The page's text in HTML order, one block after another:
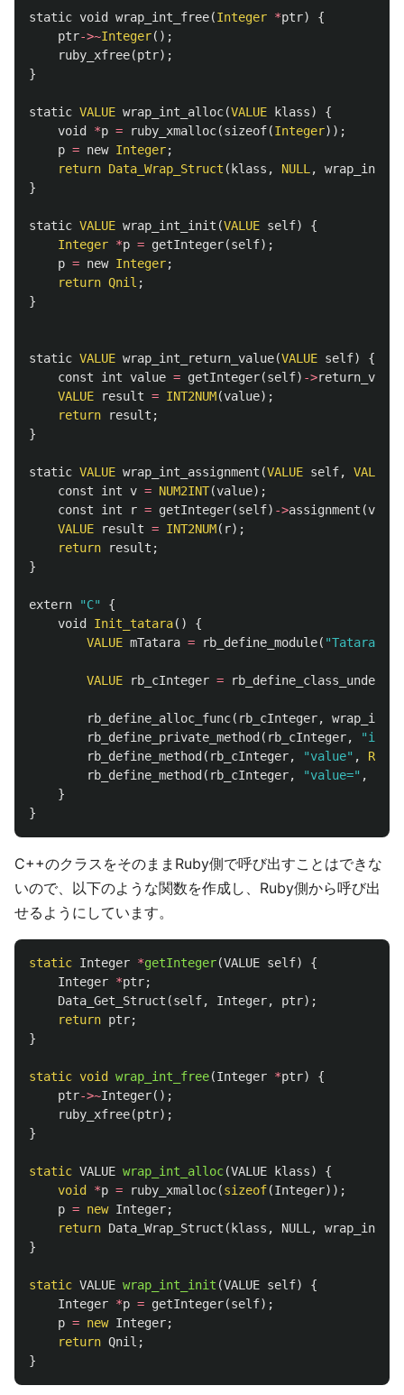
static void wrap_int_free(Integer *ptr)
{
ptr->~Integer();
ruby_xfree(ptr);
}
static VALUE wrap_int_alloc(VALUE klass)
{
void
*p = ruby_xmalloc(sizeof(Integer));
p = new Integer;
return Data_Wrap_Struct ( klass , NULL ,
}
static VALUE wrap_int_init (VALUE self)
{
Integer *p = getInteger(self);
p = new Integer;
return Qnil ;
}
static VALUE wrap_int_return_value(VALUE self)
{
const
int value = getInteger(self) ->return_value
VALUE
result = INT2NUM(value);
return
result ;
}
static VALUE wrap_int_assignment (VALUE self, VALUE
const
int v = NUM2INT(value);
const
int r = getInteger(self) ->assignment (v
VALUE
result = INT2NUM( r);
return
result ;
}
extern "C"
{
void
Init_tatara()
{
VALUE mTatara = rb_define_module( "Tatara"
VALUE rb_cInteger = rb_define_class_under
rb_define_alloc_func( rb_cInteger,
rb_define_private_method ( rb_cInteger,
rb_define_method ( rb_cInteger, "value" ,
rb_define_method ( rb_cInteger, "value=" ,
}
}
C++のクラスをそのままRuby側で呼び出すことはできな
いので、以下のような関数を作成し、Ruby側から呼び出
せるようにしています。
static Integer *getInteger(VALUE self)
{
Integer *ptr;
Data_Get_Struct (self, Integer, ptr);
return ptr;
}
static void wrap_int_free(Integer *ptr)
{
ptr->~Integer();
ruby_xfree(ptr);
}
static VALUE wrap_int_alloc(VALUE klass)
{
void
*p = ruby_xmalloc(sizeof(Integer));
p = new Integer;
return Data_Wrap_Struct ( klass , NULL ,
}
static VALUE wrap_int_init (VALUE self)
{
Integer *p = getInteger(self);
p = new Integer;
return Qnil ;
}